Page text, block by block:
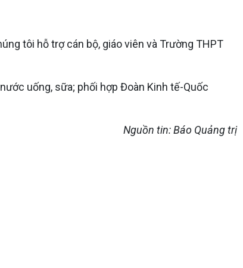
tôi hỗ trợ cán bộ, giáo viên và Trường THPT
uống, sữa; phối hợp Đoàn Kinh tế-Quốc
Nguồn tin: Báo Quảng trị